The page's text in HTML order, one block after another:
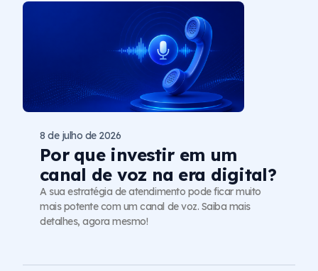
Por que investir em um
canal de voz na era digital?
8 de julho de 2026
A sua estratégia de atendimento pode ficar muito
mais potente com um canal de voz. Saiba mais
detalhes, agora mesmo!